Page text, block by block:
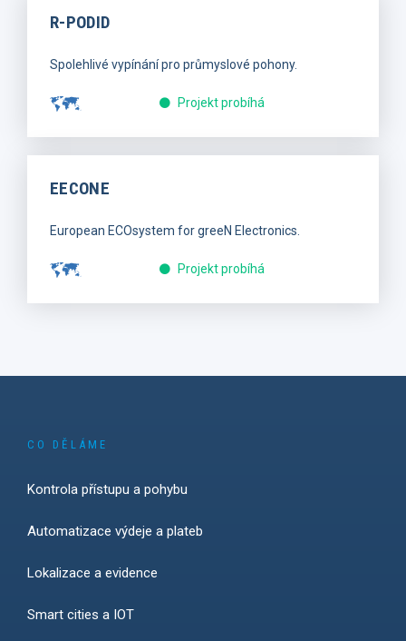
R-PODID
Spolehlivé vypínání pro průmyslové pohony.
Projekt probíhá
EECONE
European ECOsystem for greeN Electronics.
Projekt probíhá
CO DĚLÁME
Kontrola přístupu a pohybu
Automatizace výdeje a plateb
Lokalizace a evidence
Smart cities a IOT